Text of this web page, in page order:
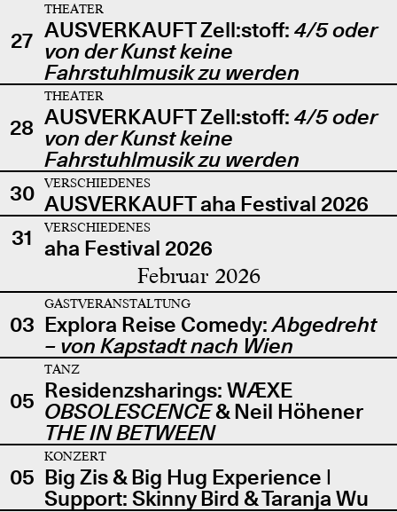
27
THEATER
AUSVERKAUFT Zell:stoff: 4/5 oder
von der Kunst keine
Fahrstuhlmusik zu werden
28
THEATER
AUSVERKAUFT Zell:stoff: 4/5 oder
von der Kunst keine
Fahrstuhlmusik zu werden
30
VERSCHIEDENES
AUSVERKAUFT aha Festival 2026
31
VERSCHIEDENES
aha Festival 2026
Februar 2026
03
GASTVERANSTALTUNG
Explora Reise Comedy:Abgedreht
– von Kapstadt nach Wien
05
TANZ
Residenzsharings: WÆXE
OBSOLESCENCE& Neil Höhener
THE IN BETWEEN
05
KONZERT
Big Zis & Big Hug Experience |
Support: Skinny Bird & Taranja Wu